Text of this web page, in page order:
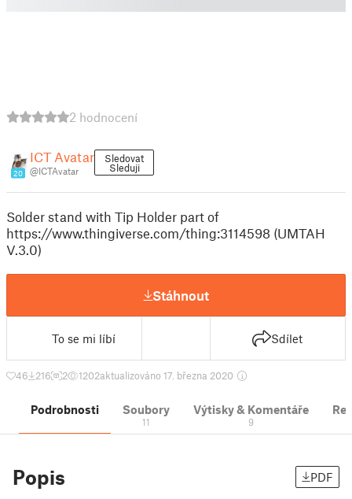
2 hodnocení
20
ICT Avatar
@ICTAvatar
Sledovat
Sleduji
Solder stand with Tip Holder part of
https://www.thingiverse.com/thing:3114598 (UMTAH
V.3.0)
Stáhnout
To se mi líbí Sdílet
46 216 2 1202aktualizováno 17. března 2020
Podrobnosti Soubory
11
Výtisky & Komentáře
9
Popis PDF